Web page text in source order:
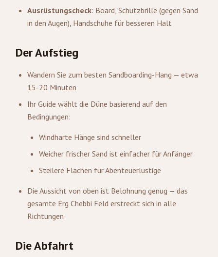
Ausrüstungscheck: Board, Schutzbrille (gegen Sand
in den Augen), Handschuhe für besseren Halt
Der Aufstieg
Wandern Sie zum besten Sandboarding-Hang — etwa
15-20 Minuten
Ihr Guide wählt die Düne basierend auf den
Bedingungen:
Windharte Hänge sind schneller
Weicher frischer Sand ist einfacher für Anfänger
Steilere Flächen für Abenteuerlustige
Die Aussicht von oben ist Belohnung genug — das
gesamte Erg Chebbi Feld erstreckt sich in alle
Richtungen
Die Abfahrt